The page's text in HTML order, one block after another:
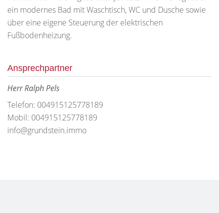
ein modernes Bad mit Waschtisch, WC und Dusche sowie
über eine eigene Steuerung der elektrischen
Fußbodenheizung.
Ansprechpartner
Herr Ralph Pels
Telefon: 004915125778189
Mobil: 004915125778189
info@grundstein.immo